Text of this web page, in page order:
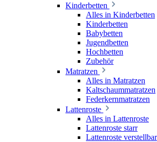
Kinderbetten
Alles in Kinderbetten
Kinderbetten
Babybetten
Jugendbetten
Hochbetten
Zubehör
Matratzen
Alles in Matratzen
Kaltschaummatratzen
Federkernmatratzen
Lattenroste
Alles in Lattenroste
Lattenroste starr
Lattenroste verstellbar